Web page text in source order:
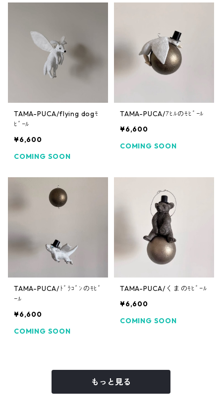
TAMA-PUCA/flying dogﾓ
ﾋﾞｰﾙ
¥6,600
COMING SOON
TAMA-PUCA/ｱﾋﾙのﾓﾋﾞｰﾙ
¥6,600
COMING SOON
TAMA-PUCA/ﾄﾞﾗｺﾞﾝのﾓﾋﾞ
ｰﾙ
¥6,600
COMING SOON
TAMA-PUCA/くまのﾓﾋﾞｰﾙ
¥6,600
COMING SOON
もっと見る